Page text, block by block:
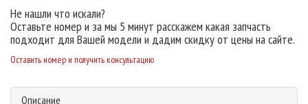
Не нашли что искали?
Оставьте номер и за мы 5 минут расскажем какая запчасть
подходит для Вашей модели и дадим скидку от цены на сайте.
Оставить номер и получить консультацию
Описание